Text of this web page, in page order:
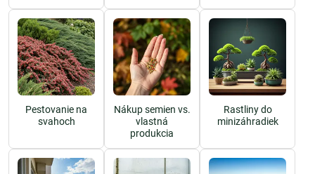
Pestovanie na
svahoch
Nákup semien vs.
vlastná
produkcia
Rastliny do
minizáhradiek